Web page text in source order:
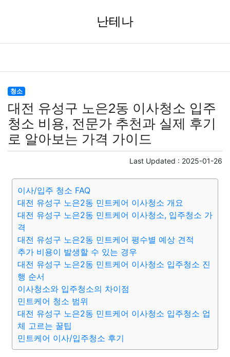
난테나
청소
대전 유성구 노은2동 이사청소 입주
청소 비용, 전문가 추천과 실제 후기
로 알아보는 가격 가이드
Last Updated : 2025-01-26
이사/입주 청소 FAQ
대전 유성구 노은2동 민트케어 이사청소 개요
대전 유성구 노은2동 민트케어 이사청소, 입주청소 가
격
대전 유성구 노은2동 민트케어 평수별 예상 견적
추가 비용이 발생할 수 있는 경우
대전 유성구 노은2동 민트케어 이사청소 입주청소 진
행 순서
이사청소와 입주청소의 차이점
민트케어 청소 범위
대전 유성구 노은2동 민트케어 이사청소 입주청소 업
체 고르는 꿀팁
민트케어 이사/입주청소 후기